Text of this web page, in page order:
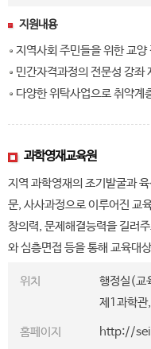
지원내용
지역사회 주민들을 위한 교양
민간자격과정의 전문성 강좌
다양한 위탁사업으로 취약계
과학영재교육원
지역 과학영재의 조기발굴과
문, 사사과정으로 이루어진 교
창의력, 문제해결능력을 길러
와 심층면접 등을 통해 교육대
위치
행정실(교
제1과학관
홈페이지 http://